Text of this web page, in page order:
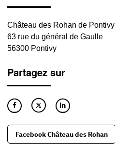
Château des Rohan de Pontivy
63 rue du général de Gaulle
56300 Pontivy
Partagez sur
Facebook Château des Rohan